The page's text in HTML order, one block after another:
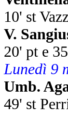
10' st
V.
20' pt e
Lunedì 9
Umb.
49' st